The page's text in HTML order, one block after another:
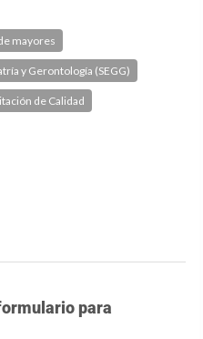
mayores
y Gerontología (SEGG)
de Calidad
para